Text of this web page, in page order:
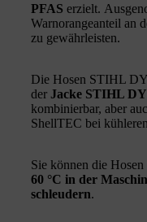
PFAS erzielt.
Warnorangeanteil an
zu gewährleisten.
Die Hosen STIHL
der Jacke STIHL
kombinierbar, aber
ShellTEC bei
Sie können die
60 °C in der
schleudern.